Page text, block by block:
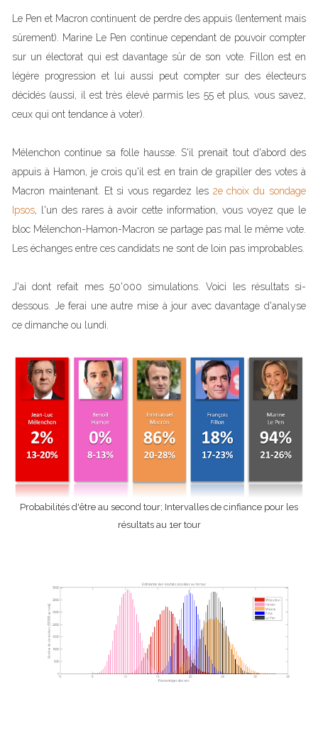
Le Pen et Macron continuent de perdre des appuis (lentement mais
sûrement). Marine Le Pen continue cependant de pouvoir compter
sur un électorat qui est davantage sûr de son vote. Fillon est en
légère progression et lui aussi peut compter sur des électeurs
décidés (aussi, il est très élevé parmis les 55 et plus, vous savez,
ceux qui ont tendance à voter).
Mélenchon continue sa folle hausse. S'il prenait tout d'abord des
appuis à Hamon, je crois qu'il est en train de grapiller des votes à
Macron maintenant. Et si vous regardez les 2e choix du sondage
Ipsos, l'un des rares à avoir cette information, vous voyez que le
bloc Mélenchon-Hamon-Macron se partage pas mal le même vote.
Les échanges entre ces candidats ne sont de loin pas improbables.
J'ai dont refait mes 50'000 simulations. Voici les résultats si-
dessous. Je ferai une autre mise à jour avec davantage d'analyse
ce dimanche ou lundi.
Probabilités d'être au second tour; Intervalles de cinfiance pour les
résultats au 1er tour